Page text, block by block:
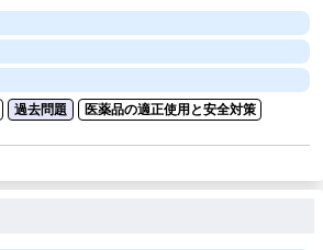
過去問題
医薬品の適正使用と安全対策